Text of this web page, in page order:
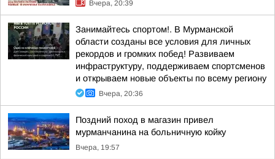
Вчера, 20:39
Занимайтесь спортом!. В Мурманской
области созданы все условия для личных
рекордов и громких побед! Развиваем
инфраструктуру, поддерживаем спортсменов
и открываем новые объекты по всему региону
Вчера, 20:36
Поздний поход в магазин привел
мурманчанина на больничную койку
Вчера, 19:57